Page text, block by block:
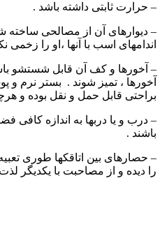
– حرارت ثابتی داشته باشد .
– دیوارهای آن از مصالحی ساخته
اندامهای اسب با آنها ،او را زخمی
– آخورها و کف آن قابل شستشو
آخورها ، تمیز شوند . بستر نرم و
براحتی قابل حمل و نقل بوده و
– درب و یا دربها به اندازه کافی
باشند .
– حصارهای بین اتاقکها طوری
را دیده و از مصاحبت با یکدیگر لذت